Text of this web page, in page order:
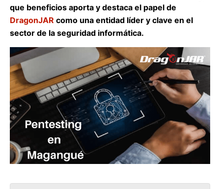
que beneficios aporta y destaca el papel de
DragonJAR como una entidad líder y clave en el
sector de la seguridad informática.